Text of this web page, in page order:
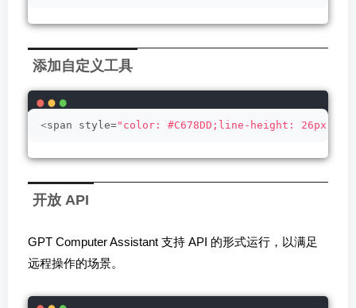
添加自定义工具
<span style="color: #C678DD;line-height: 26px;"
开放 API
GPT Computer Assistant 支持 API 的形式运行，以满足
远程操作的场景。